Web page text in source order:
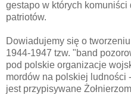
gestapo w których
patriotów.
Dowiadujemy się o
1944-1947 tzw. "band
pod polskie organizacje
mordów na polskiej ludności
jest przypisywane